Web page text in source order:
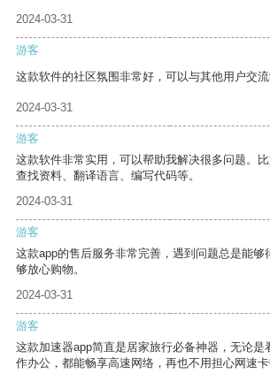
2024-03-31
游客
这款软件的社区氛围非常好，可以与其他用户交流
2024-03-31
游客
这款软件非常实用，可以帮助我解决很多问题。
查找资料、翻译语言、编写代码等。
2024-03-31
游客
这款app的售后服务非常完善，遇到问题总是能够
够放心购物。
2024-03-31
游客
这款加速器app简直是居家旅行必备神器，无论是
作办公，都能畅享高速网络，再也不用担心网速卡